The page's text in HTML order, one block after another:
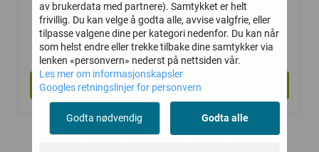
Muskel og Ledd
Varmende
349,-
Kjøp
Romega
519,-
av brukerdata med partnere). Samtykket er helt
frivillig. Du kan velge å godta alle, avvise valgfrie, eller
tilpasse valgene dine per kategori nedenfor. Du kan når
som helst endre eller trekke tilbake dine samtykker via
lenken «personvern» nederst på nettsiden vår.
Les mer om informasjonskapsler
Googles retningslinjer for personvern
Godta nødvendig Godta alle